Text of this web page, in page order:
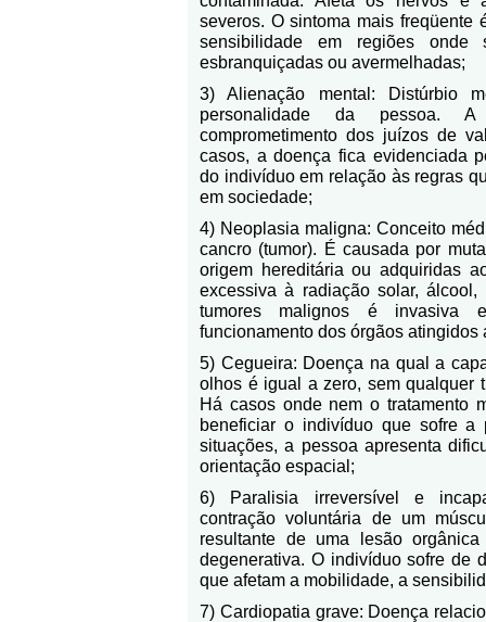
severos. O sintoma mais freqüente
sensibilidade em regiões onde
esbranquiçadas ou avermelhadas;
3) Alienação mental: Distúrbio
personalidade da pessoa.
comprometimento dos juízos de
casos, a doença fica evidenciada
do indivíduo em relação às regras
em sociedade;
4) Neoplasia maligna: Conceito
cancro (tumor). É causada por
origem hereditária ou adquiridas
excessiva à radiação solar,
tumores malignos é invasiva
funcionamento dos órgãos atingidos
5) Cegueira: Doença na qual a
olhos é igual a zero, sem qualquer
Há casos onde nem o tratamento
beneficiar o indivíduo que sofre a
situações, a pessoa apresenta
orientação espacial;
6) Paralisia irreversível e
contração voluntária de um
resultante de uma lesão
degenerativa. O indivíduo sofre de
que afetam a mobilidade, a
7) Cardiopatia grave: Doença